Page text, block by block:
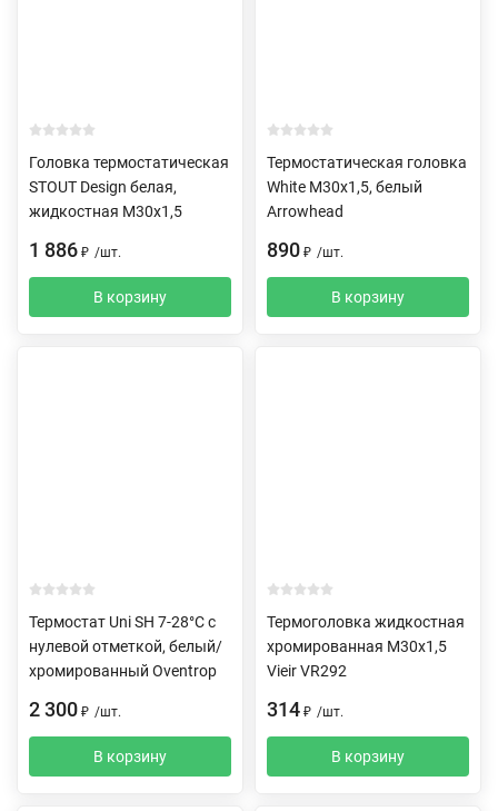
Головка термостатическая
STOUT Design белая,
жидкостная M30x1,5
1 886 ₽ /шт.
В корзину
Термостатическая головка
White M30х1,5, белый
Arrowhead
890 ₽ /шт.
В корзину
Термостат Uni SH 7-28°C с
нулевой отметкой, белый/
хромированный Oventrop
2 300 ₽ /шт.
В корзину
Термоголовка жидкостная
хромированная M30x1,5
Vieir VR292
314 ₽ /шт.
В корзину